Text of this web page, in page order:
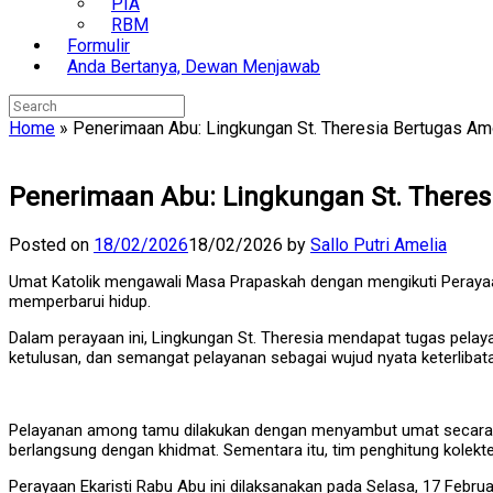
RBM
Formulir
Anda Bertanya, Dewan Menjawab
Search
for:
Home » Penerimaan Abu: Lingkungan St. Theresia Bertugas
Penerimaan Abu: Lingkungan St.
Posted on 18/02/202618/02/2026 by Sallo Putri Amelia
Umat Katolik mengawali Masa Prapaskah dengan mengikuti
memperbarui hidup.
Dalam perayaan ini, Lingkungan St. Theresia mendapat tugas
ketulusan, dan semangat pelayanan sebagai wujud nyata
Pelayanan among tamu dilakukan dengan menyambut umat
berlangsung dengan khidmat. Sementara itu, tim penghitung
Perayaan Ekaristi Rabu Abu ini dilaksanakan pada Selasa, 17